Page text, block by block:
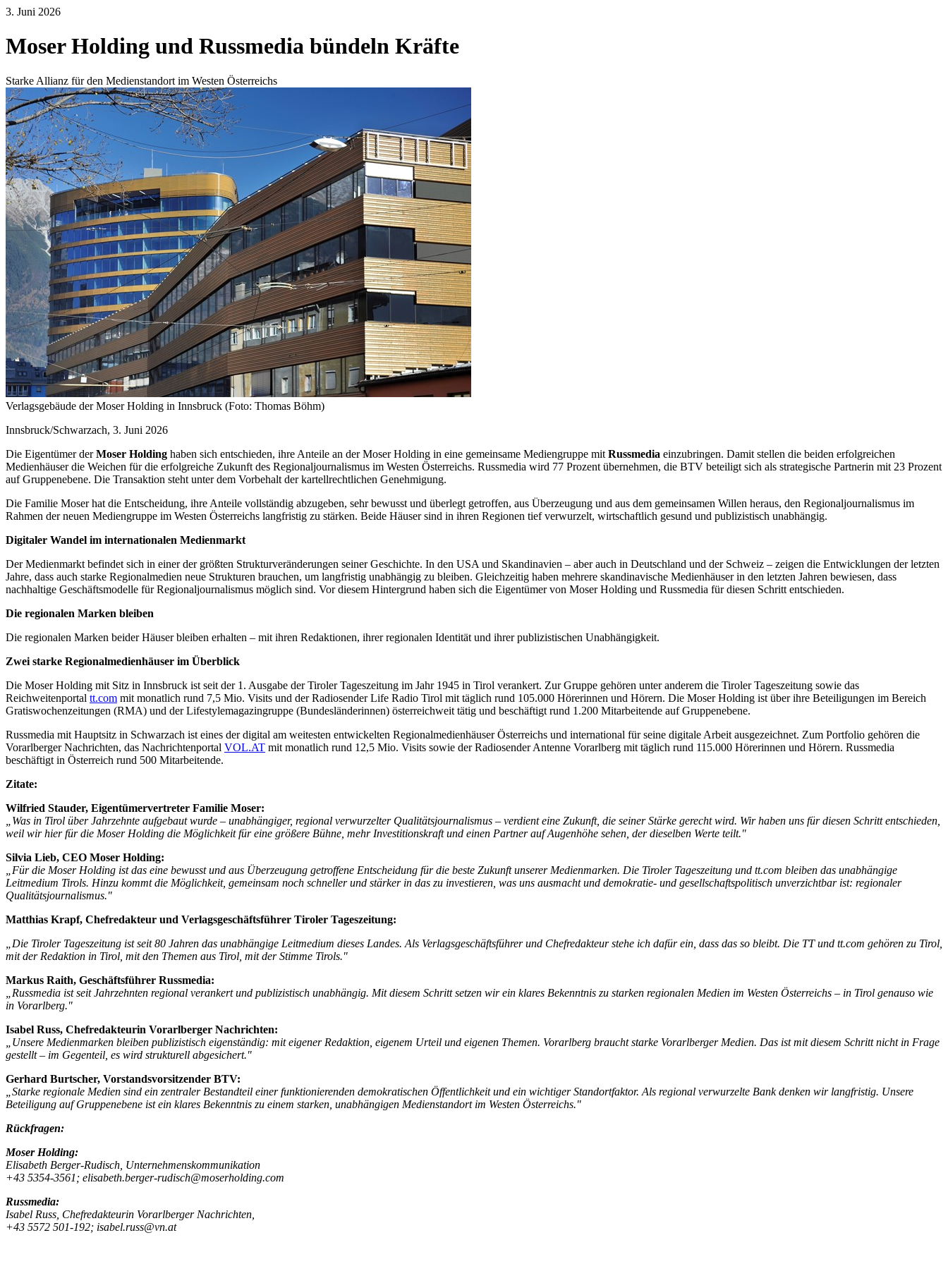
3. Juni 2026
Moser Holding und Russmedia bündeln Kräfte
Starke Allianz für den Medienstandort im Westen Österreichs
Verlagsgebäude der Moser Holding in Innsbruck (Foto: Thomas Böhm)
Innsbruck/Schwarzach, 3. Juni 2026
Die Eigentümer derMoser Holding haben sich entschieden, ihre Anteile an der Moser Holding in eine gemeinsame Mediengruppe mit Russmedia einzubringen. Damit stellen die beiden erfolgreichen
Medienhäuser die Weichen für die erfolgreiche Zukunft des Regionaljournalismus im Westen Österreichs. Russmedia wird 77 Prozent übernehmen, die BTV beteiligt sich als strategische Partnerin mit 23 Prozent
auf Gruppenebene. Die Transaktion steht unter dem Vorbehalt der kartellrechtlichen Genehmigung.
Die Familie Moser hat die Entscheidung, ihre Anteile vollständig abzugeben, sehr bewusst und überlegt getroffen, aus Überzeugung und aus dem gemeinsamen Willen heraus, den Regionaljournalismus im
Rahmen der neuen Mediengruppe im Westen Österreichs langfristig zu stärken. Beide Häuser sind in ihren Regionen tief verwurzelt, wirtschaftlich gesund und publizistisch unabhängig.
Digitaler Wandel im internationalen Medienmarkt
Der Medienmarkt befindet sich in einer der größten Strukturveränderungen seiner Geschichte. In den USA und Skandinavien – aber auch in Deutschland und der Schweiz – zeigen die Entwicklungen der letzten
Jahre, dass auch starke Regionalmedien neue Strukturen brauchen, um langfristig unabhängig zu bleiben. Gleichzeitig haben mehrere skandinavische Medienhäuser in den letzten Jahren bewiesen, dass
nachhaltige Geschäftsmodelle für Regionaljournalismus möglich sind. Vor diesem Hintergrund haben sich die Eigentümer von Moser Holding und Russmedia für diesen Schritt entschieden.
Die regionalen Marken bleiben
Die regionalen Marken beider Häuser bleiben erhalten – mit ihren Redaktionen, ihrer regionalen Identität und ihrer publizistischen Unabhängigkeit.
Zwei starke Regionalmedienhäuser im Überblick
Die Moser Holding mit Sitz in Innsbruck ist seit der 1. Ausgabe der Tiroler Tageszeitung im Jahr 1945 in Tirol verankert. Zur Gruppe gehören unter anderem die Tiroler Tageszeitung sowie das
Reichweitenportal tt.com mit monatlich rund 7,5 Mio. Visits und der Radiosender Life Radio Tirol mit täglich rund 105.000 Hörerinnen und Hörern. Die Moser Holding ist über ihre Beteiligungen im Bereich
Gratiswochenzeitungen (RMA) und der Lifestylemagazingruppe (Bundesländerinnen) österreichweit tätig und beschäftigt rund 1.200 Mitarbeitende auf Gruppenebene.
Russmedia mit Hauptsitz in Schwarzach ist eines der digital am weitesten entwickelten Regionalmedienhäuser Österreichs und international für seine digitale Arbeit ausgezeichnet. Zum Portfolio gehören die
Vorarlberger Nachrichten, das Nachrichtenportal VOL.AT mit monatlich rund 12,5 Mio. Visits sowie der Radiosender Antenne Vorarlberg mit täglich rund 115.000 Hörerinnen und Hörern. Russmedia
beschäftigt in Österreich rund 500 Mitarbeitende.
Zitate:
Wilfried Stauder, Eigentümervertreter Familie Moser:
„Was in Tirol über Jahrzehnte aufgebaut wurde – unabhängiger, regional verwurzelter Qualitätsjournalismus – verdient eine Zukunft, die seiner Stärke gerecht wird. Wir haben uns für diesen Schritt entschieden,
weil wir hier für die Moser Holding die Möglichkeit für eine größere Bühne, mehr Investitionskraft und einen Partner auf Augenhöhe sehen, der dieselben Werte teilt."
Silvia Lieb, CEO Moser Holding:
„Für die Moser Holding ist das eine bewusst und aus Überzeugung getroffene Entscheidung für die beste Zukunft unserer Medienmarken. Die Tiroler Tageszeitung und tt.com bleiben das unabhängige
Leitmedium Tirols. Hinzu kommt die Möglichkeit, gemeinsam noch schneller und stärker in das zu investieren, was uns ausmacht und demokratie- und gesellschaftspolitisch unverzichtbar ist: regionaler
Qualitätsjournalismus."
Matthias Krapf, Chefredakteur und Verlagsgeschäftsführer Tiroler Tageszeitung:
„Die Tiroler Tageszeitung ist seit 80 Jahren das unabhängige Leitmedium dieses Landes. Als Verlagsgeschäftsführer und Chefredakteur stehe ich dafür ein, dass das so bleibt. Die TT und tt.com gehören zu Tirol,
mit der Redaktion in Tirol, mit den Themen aus Tirol, mit der Stimme Tirols."
Markus Raith, Geschäftsführer Russmedia:
„Russmedia ist seit Jahrzehnten regional verankert und publizistisch unabhängig. Mit diesem Schritt setzen wir ein klares Bekenntnis zu starken regionalen Medien im Westen Österreichs – in Tirol genauso wie
in Vorarlberg."
Isabel Russ, Chefredakteurin Vorarlberger Nachrichten:
„Unsere Medienmarken bleiben publizistisch eigenständig: mit eigener Redaktion, eigenem Urteil und eigenen Themen. Vorarlberg braucht starke Vorarlberger Medien. Das ist mit diesem Schritt nicht in Frage
gestellt – im Gegenteil, es wird strukturell abgesichert."
Gerhard Burtscher, Vorstandsvorsitzender BTV:
„Starke regionale Medien sind ein zentraler Bestandteil einer funktionierenden demokratischen Öffentlichkeit und ein wichtiger Standortfaktor. Als regional verwurzelte Bank denken wir langfristig. Unsere
Beteiligung auf Gruppenebene ist ein klares Bekenntnis zu einem starken, unabhängigen Medienstandort im Westen Österreichs."
Rückfragen:
Moser Holding:
Elisabeth Berger-Rudisch, Unternehmenskommunikation
+43 5354-3561; elisabeth.berger-rudisch@moserholding.com
Russmedia:
Isabel Russ, Chefredakteurin Vorarlberger Nachrichten,
+43 5572 501-192; isabel.russ@vn.at